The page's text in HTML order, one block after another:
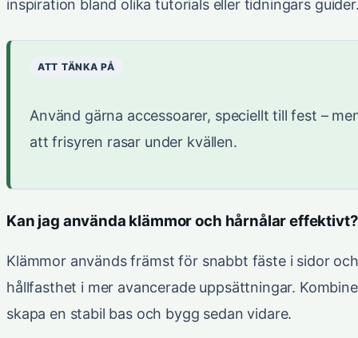
inspiration bland olika tutorials eller tidningars
ATT TÄNKA PÅ
Använd gärna accessoarer, speciellt till fest –
att frisyren rasar under kvällen.
Kan jag använda klämmor och hårnålar effektivt?
Klämmor används främst för snabbt fäste i sidor
hållfasthet i mer avancerade uppsättningar.
skapa en stabil bas och bygg sedan vidare.